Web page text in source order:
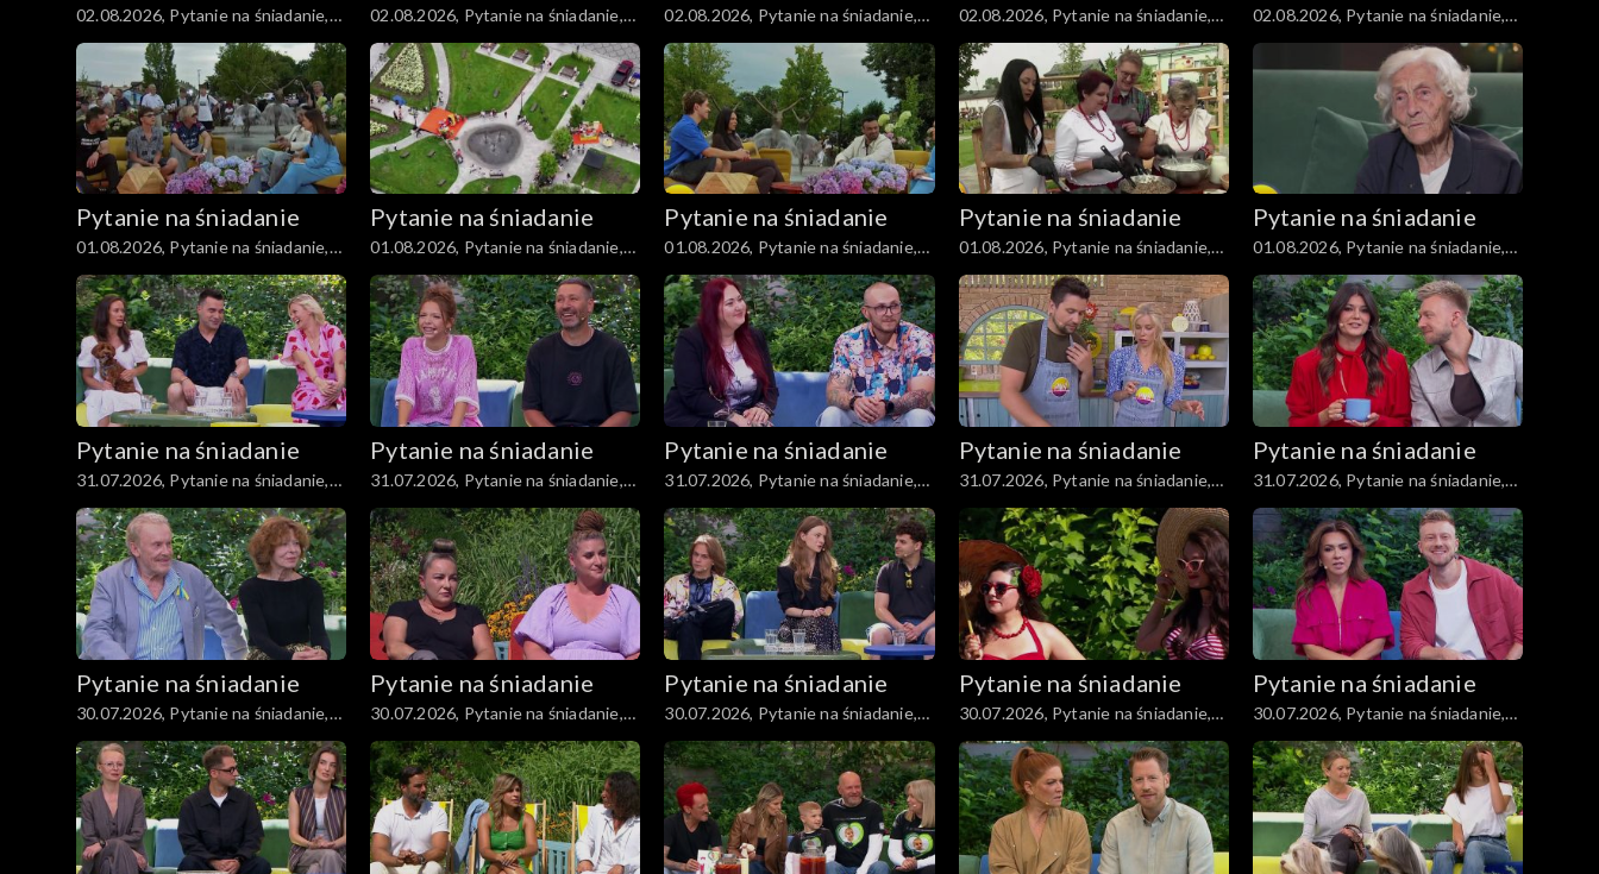
02.08.2026, Pytanie na śniadanie,
część 5
02.08.2026, Pytanie na śniadanie,
część 4
02.08.2026, Pytanie na śniadanie,
część 3
02.08.2026, Pytanie na śniadanie,
część 2
02.08.2026, Pytanie na śniadanie,
część 1
Pytanie na śniadanie
01.08.2026, Pytanie na śniadanie,
część 5
Pytanie na śniadanie
01.08.2026, Pytanie na śniadanie,
część 4
Pytanie na śniadanie
01.08.2026, Pytanie na śniadanie,
część 3
Pytanie na śniadanie
01.08.2026, Pytanie na śniadanie,
część 2
Pytanie na śniadanie
01.08.2026, Pytanie na śniadanie,
część 1
Pytanie na śniadanie
31.07.2026, Pytanie na śniadanie,
część 5
Pytanie na śniadanie
31.07.2026, Pytanie na śniadanie,
część 4
Pytanie na śniadanie
31.07.2026, Pytanie na śniadanie,
część 3
Pytanie na śniadanie
31.07.2026, Pytanie na śniadanie,
część 2
Pytanie na śniadanie
31.07.2026, Pytanie na śniadanie,
część 1
Pytanie na śniadanie
30.07.2026, Pytanie na śniadanie,
część 5
Pytanie na śniadanie
30.07.2026, Pytanie na śniadanie,
część 4
Pytanie na śniadanie
30.07.2026, Pytanie na śniadanie,
część 3
Pytanie na śniadanie
30.07.2026, Pytanie na śniadanie,
część 2
Pytanie na śniadanie
30.07.2026, Pytanie na śniadanie,
część 1